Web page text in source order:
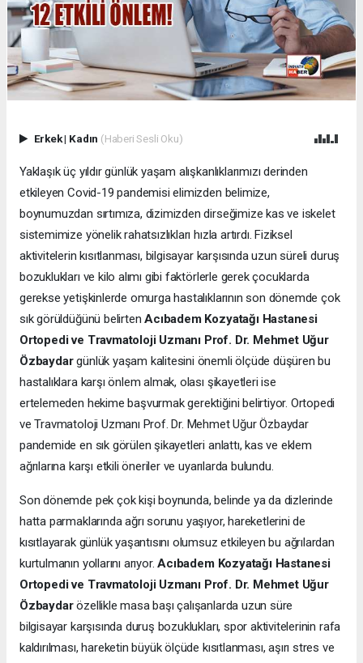
Erkek| Kadın (Haberi Sesli Oku)
Yaklaşık üç yıldır günlük yaşam alışkanlıklarımızı derinden
etkileyen Covid-19 pandemisi elimizden belimize,
boynumuzdan sırtımıza, dizimizden dirseğimize kas ve iskelet
sistemimize yönelik rahatsızlıkları hızla artırdı. Fiziksel
aktivitelerin kısıtlanması, bilgisayar karşısında uzun süreli duruş
bozuklukları ve kilo alımı gibi faktörlerle gerek çocuklarda
gerekse yetişkinlerde omurga hastalıklarının son dönemde çok
sık görüldüğünü belirtenAcıbadem Kozyatağı Hastanesi
Ortopedi ve Travmatoloji Uzmanı Prof. Dr. Mehmet Uğur
Özbaydargünlük yaşam kalitesini önemli ölçüde düşüren bu
hastalıklara karşı önlem almak, olası şikayetleri ise
ertelemeden hekime başvurmak gerektiğini belirtiyor. Ortopedi
ve Travmatoloji Uzmanı Prof. Dr. Mehmet Uğur Özbaydar
pandemide en sık görülen şikayetleri anlattı, kas ve eklem
ağrılarına karşı etkili öneriler ve uyarılarda bulundu.
Son dönemde pek çok kişi boynunda, belinde ya da dizlerinde
hatta parmaklarında ağrı sorunu yaşıyor, hareketlerini de
kısıtlayarak günlük yaşantısını olumsuz etkileyen bu ağrılardan
kurtulmanın yollarını arıyor.Acıbadem Kozyatağı Hastanesi
Ortopedi ve Travmatoloji Uzmanı Prof. Dr. Mehmet Uğur
Özbaydarözellikle masa başı çalışanlarda uzun süre
bilgisayar karşısında duruş bozuklukları, spor aktivitelerinin rafa
kaldırılması, hareketin büyük ölçüde kısıtlanması, aşırı stres ve